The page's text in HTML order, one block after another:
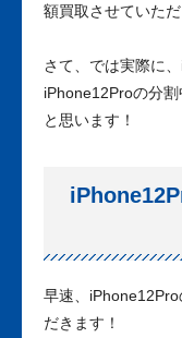
額買取させていただ
さて、では実際に
iPhone12Proの分
と思います！
早速、
だきます！